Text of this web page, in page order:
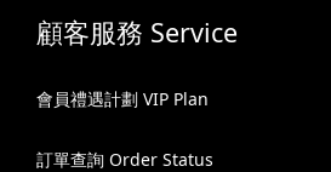
顧客服務 Service
會員禮遇計劃 VIP Plan
訂單查詢 Order Status